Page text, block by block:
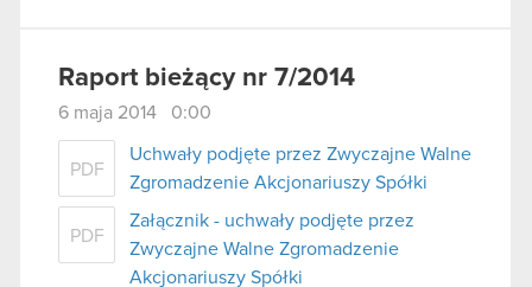
Raport bieżący nr 7/2014
6 maja 2014 0:00
PDF
Uchwały podjęte przez Zwyczajne Walne
Zgromadzenie Akcjonariuszy Spółki
PDF
Załącznik - uchwały podjęte przez
Zwyczajne Walne Zgromadzenie
Akcjonariuszy Spółki